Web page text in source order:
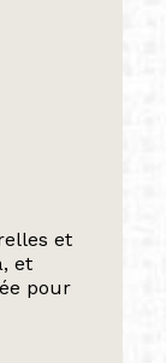
et
et
pour